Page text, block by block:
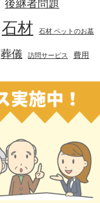
後継者問題
石材 石材 ペットのお墓
葬儀 訪問サービス 費用